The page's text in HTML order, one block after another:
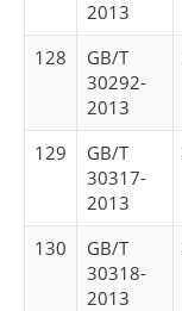
2013
128
GB/T
30292-
2013
129
GB/T
30317-
2013
130
GB/T
30318-
2013